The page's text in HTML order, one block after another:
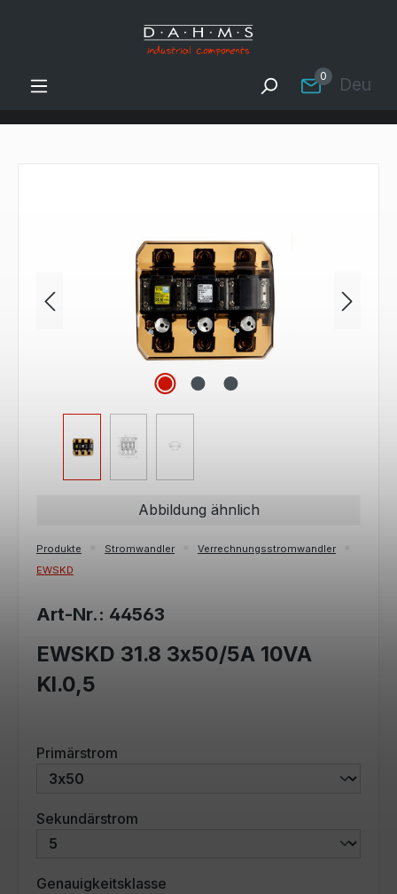
Zum Hauptinhalt springen
0
Abbildung ähnlich
Produkte Stromwandler
Verrechnungsstromwandler
EWSKD
Art-Nr.: 44563
EWSKD 31.8 3x50/5A 10VA
Kl.0,5
Primärstrom
Sekundärstrom
Genauigkeitsklasse